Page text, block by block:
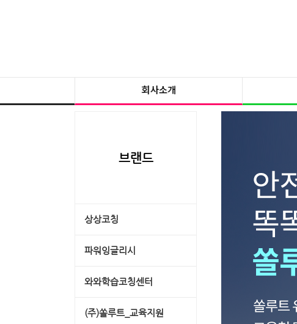
브랜드
상상코칭
파워잉글리시
와와학습코칭센터
(주)쏠루트_교육지원